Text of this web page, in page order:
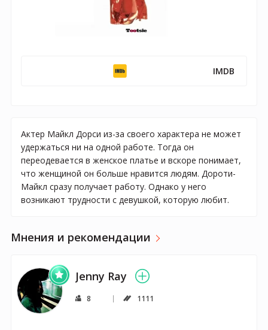
IMDB
Актер Майкл Дорси из-за своего характера не может
удержаться ни на одной работе. Тогда он
переодевается в женское платье и вскоре понимает,
что женщиной он больше нравится людям. Дороти-
Майкл сразу получает работу. Однако у него
возникают трудности с девушкой, которую любит.
Мнения и рекомендации
Jenny Ray
8 1111